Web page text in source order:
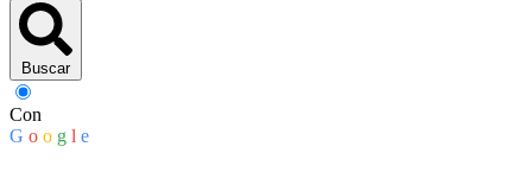
Buscar
Con
G o o g l e